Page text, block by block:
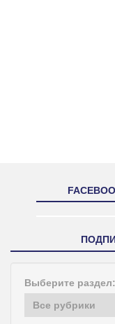
Выберите раздел: